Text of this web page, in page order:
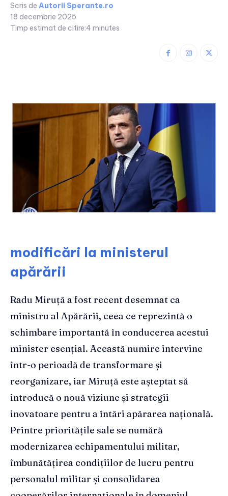
Scris de Autorii Sperante.ro
18 decembrie 2025
Timp estimat de citire:4 minutes
modificări la ministerul
apărării
Radu Miruță a fost recent desemnat ca
ministru al Apărării, ceea ce reprezintă o
schimbare importantă în conducerea acestui
minister esențial. Această numire intervine
într-o perioadă de transformare și
reorganizare, iar Miruță este așteptat să
introducă o nouă viziune și strategii
inovatoare pentru a întări apărarea națională.
Printre prioritățile sale se numără
modernizarea echipamentului militar,
îmbunătățirea condițiilor de lucru pentru
personalul militar și consolidarea